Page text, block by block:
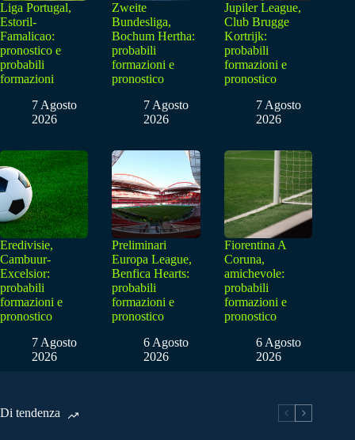
Liga Portugal,
Estoril-
Famalicao:
pronostico e
probabili
formazioni
7 Agosto
2026
Zweite
Bundesliga,
Bochum Hertha:
probabili
formazioni e
pronostico
7 Agosto
2026
Jupiler League,
Club Brugge
Kortrijk:
probabili
formazioni e
pronostico
7 Agosto
2026
Eredivisie,
Cambuur-
Excelsior:
probabili
formazioni e
pronostico
7 Agosto
2026
Preliminari
Europa League,
Benfica Hearts:
probabili
formazioni e
pronostico
6 Agosto
2026
Fiorentina A
Coruna,
amichevole:
probabili
formazioni e
pronostico
6 Agosto
2026
Di tendenza